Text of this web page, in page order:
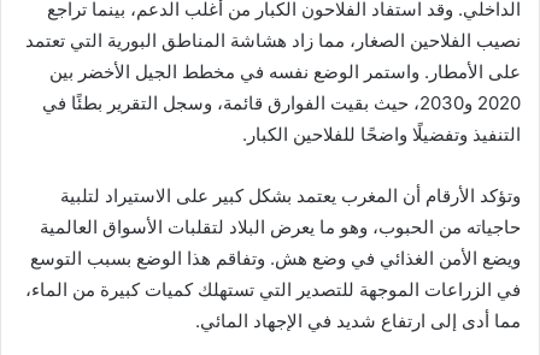
الداخلي. وقد استفاد الفلاحون الكبار من أغلب الدعم، بينما تراجع
نصيب الفلاحين الصغار، مما زاد هشاشة المناطق البورية التي تعتمد
على الأمطار. واستمر الوضع نفسه في مخطط الجيل الأخضر بين
2020 و2030، حيث بقيت الفوارق قائمة، وسجل التقرير بطئًا في
التنفيذ وتفضيلًا واضحًا للفلاحين الكبار.
وتؤكد الأرقام أن المغرب يعتمد بشكل كبير على الاستيراد لتلبية
حاجياته من الحبوب، وهو ما يعرض البلاد لتقلبات الأسواق العالمية
ويضع الأمن الغذائي في وضع هش. وتفاقم هذا الوضع بسبب التوسع
في الزراعات الموجهة للتصدير التي تستهلك كميات كبيرة من الماء،
مما أدى إلى ارتفاع شديد في الإجهاد المائي.